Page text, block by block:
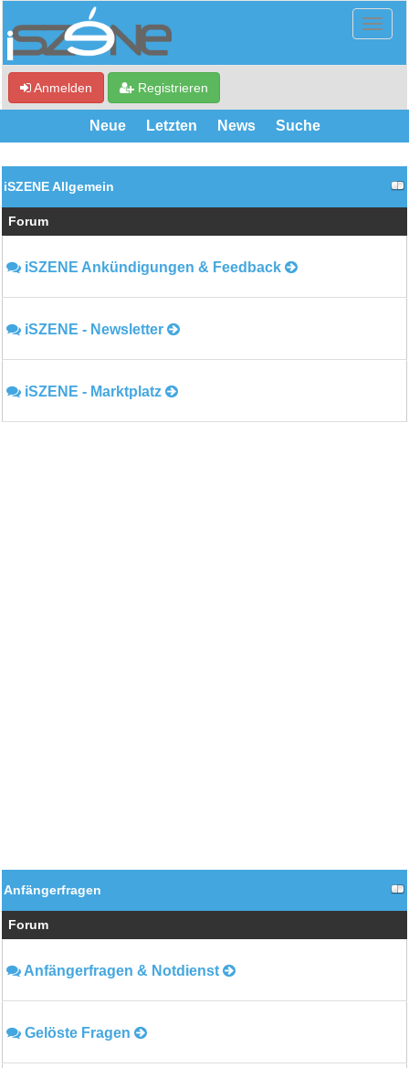
Anmelden Registrieren
Neue Letzten News Suche
iSZENE Allgemein
Forum
iSZENE Ankündigungen & Feedback
iSZENE - Newsletter
iSZENE - Marktplatz
Anfängerfragen
Forum
Anfängerfragen & Notdienst
Gelöste Fragen